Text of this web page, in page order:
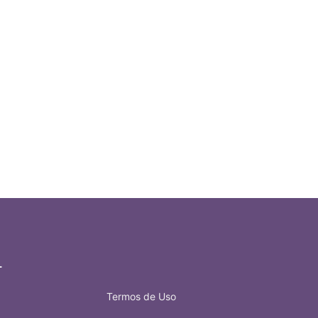
Termos de Uso